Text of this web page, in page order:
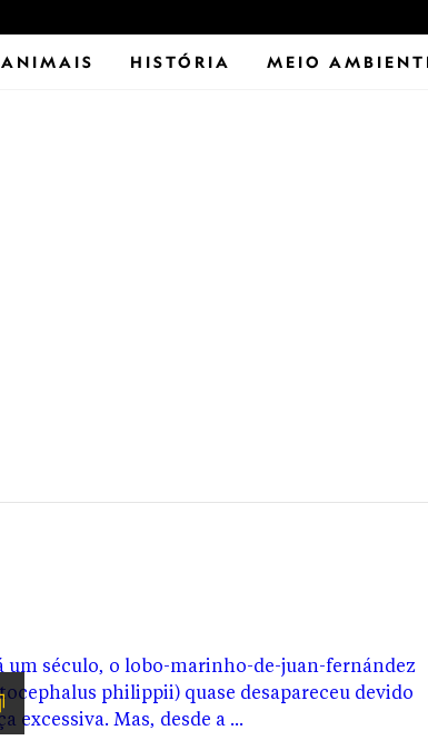
ANIMAIS HISTÓRIA MEIO